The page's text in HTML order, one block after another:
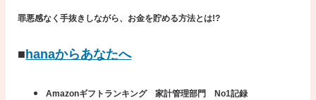
罪悪感なく手抜きしながら、お金を貯める方法とは!?
■ hanaからあなたへ
Amazonギフトランキング 家計管理部門 No1記録